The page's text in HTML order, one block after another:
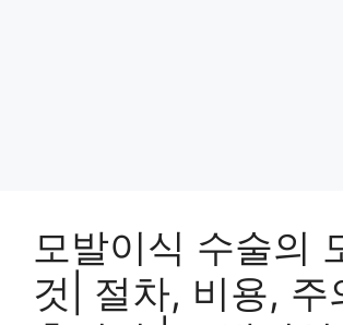
모발이식 수술의
것| 절차, 비용, 주